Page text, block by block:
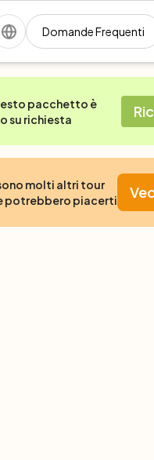
Domande Frequenti
pacchetto è
su richiesta
molti altri tour
potrebbero piacerti